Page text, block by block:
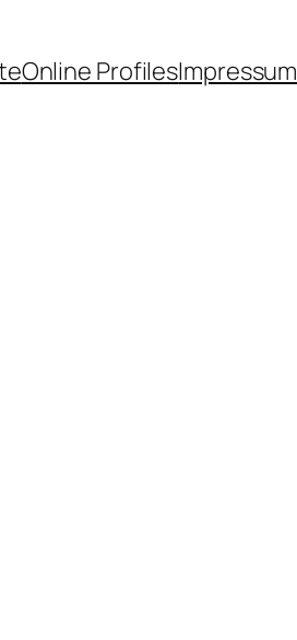
Online ProfilesImpressum